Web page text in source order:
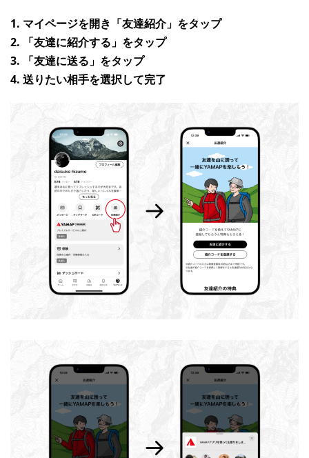
1. マイページを開き「友達紹介」をタップ
2. 「友達に紹介する」をタップ
3. 「友達に送る」をタップ
4. 送りたい相手を選択して完了